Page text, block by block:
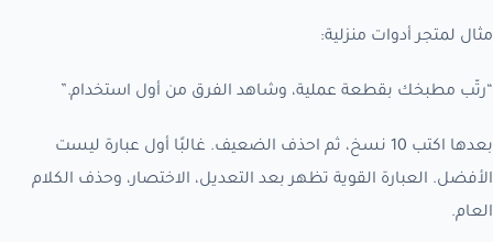
مثال لمتجر أدوات منزلية:
“رتّب مطبخك بقطعة عملية، وشاهد الفرق من أول استخدام.”
بعدها اكتب 10 نسخ، ثم احذف الضعيف. غالبًا أول عبارة ليست
الأفضل. العبارة القوية تظهر بعد التعديل، الاختصار، وحذف الكلام
العام.